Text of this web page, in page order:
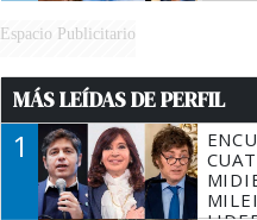
Espacio Publicitario
MÁS LEÍDAS DE PERFIL
1